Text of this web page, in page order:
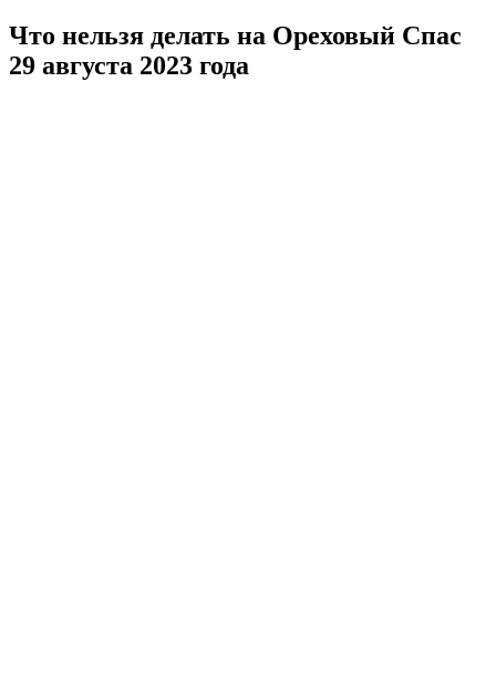
Что нельзя делать на Ореховый Спас
29 августа 2023 года